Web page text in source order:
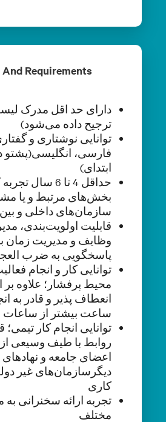
Requirements
دارای حد اقل مدرک
ترجیح داده می‌شود)
توانایی نوشتاری و
فارسی،
ابتدای)
حداقل 4 تا 6 سال
بخش‌های مرتبط و یا
سازمان‌های داخلی و
قابلیت اولویت‌بندی،
وظایف و مدیریت زمان
پاسخگویی به ضرب
توانایی کار و انجام
محیط پرفشار؛ علاوه بر
انعطاف پذیر و قادر به
ساعت بیشتر از
توانایی انجام کار تیمی؛
روابط با طیف وسیعی
اعضای جامعه و
دیگرسازمان‌های غیر
کاری
تجربه ارائه سخنرانی
مختلف